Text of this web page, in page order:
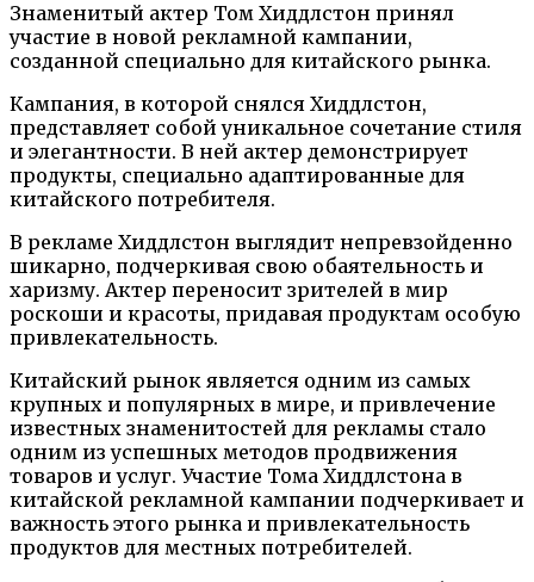
Знаменитый актер Том Хиддлстон принял
участие в новой рекламной кампании,
созданной специально для китайского рынка.
Кампания, в которой снялся Хиддлстон,
представляет собой уникальное сочетание стиля
и элегантности. В ней актер демонстрирует
продукты, специально адаптированные для
китайского потребителя.
В рекламе Хиддлстон выглядит непревзойденно
шикарно, подчеркивая свою обаятельность и
харизму. Актер переносит зрителей в мир
роскоши и красоты, придавая продуктам особую
привлекательность.
Китайский рынок является одним из самых
крупных и популярных в мире, и привлечение
известных знаменитостей для рекламы стало
одним из успешных методов продвижения
товаров и услуг. Участие Тома Хиддлстона в
китайской рекламной кампании подчеркивает и
важность этого рынка и привлекательность
продуктов для местных потребителей.